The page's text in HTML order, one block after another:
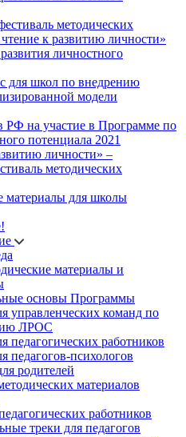
методических
чтение к развитию личности»
личностного
для школ по внедрению
модели
РФ на участие в Программе по
потенциала 2021
личности» –
методических
материалы для школы
материалы и
основы Программы
управленческих команд по
ЛРОС
педагогических работников
педагогов-психологов
родителей
материалов
работников
треки для педагогов